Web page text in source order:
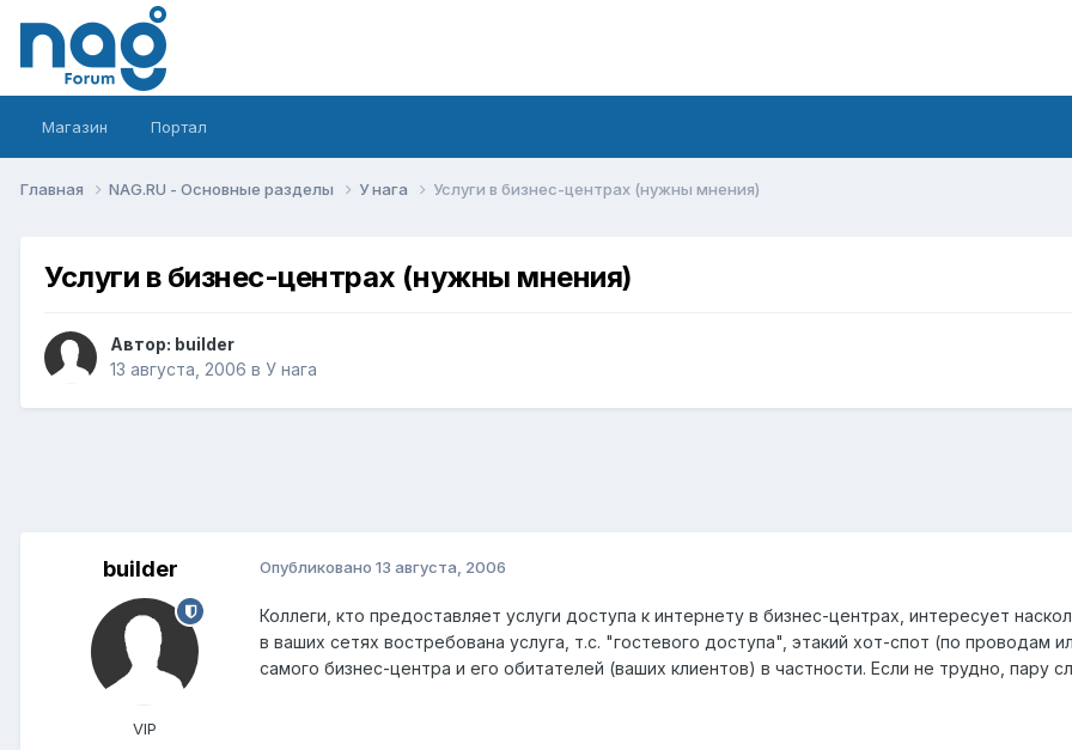
Магазин Портал
Главная NAG.RU - Основные разделы У нага Услуги в бизнес-центрах (нужны мнения)
Услуги в бизнес-центрах (нужны мнения)
Автор: builder
13 августа, 2006 в У нага
builder
VIP
Опубликовано 13 августа, 2006
Коллеги, кто предоставляет услуги доступа к интернету в бизнес-центрах, интересует
в ваших сетях востребована услуга, т.с. "гостевого доступа", этакий хот-спот (по проводам
самого бизнес-центра и его обитателей (ваших клиентов) в частности. Если не трудно, пару